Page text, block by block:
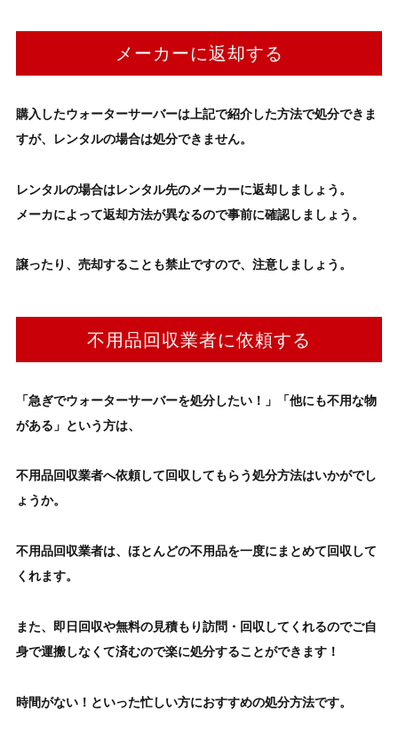
メーカーに返却する
購入したウォーターサーバーは上記で紹介した方法で処分できま
すが、
レンタルの場合は処分できません。
レンタルの場合はレンタル先のメーカーに返却しましょう。
メーカによって返却方法が異なるので事前に確認しましょう。
譲ったり、売却することも禁止ですので、注意しましょう。
不用品回収業者に依頼する
「急ぎでウォーターサーバーを処分したい！」「他にも不用な物
がある」という方は、
不用品回収業者へ依頼して回収してもらう処分方法はいかがでし
ょうか。
不用品回収業者は、ほとんどの不用品を一度にまとめて回収して
くれます。
また、即日回収や無料の見積もり訪問・回収してくれるのでご自
身で運搬しなくて済むので楽に処分することができます！
時間がない！といった忙しい方におすすめの処分方法です。